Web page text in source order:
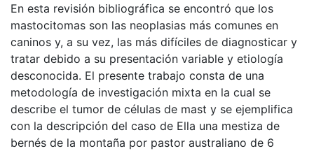
En esta revisión bibliográfica se encontró que los
mastocitomas son las neoplasias más comunes en
caninos y, a su vez, las más difíciles de diagnosticar y
tratar debido a su presentación variable y etiología
desconocida. El presente trabajo consta de una
metodología de investigación mixta en la cual se
describe el tumor de células de mast y se ejemplifica
con la descripción del caso de Ella una mestiza de
bernés de la montaña por pastor australiano de 6